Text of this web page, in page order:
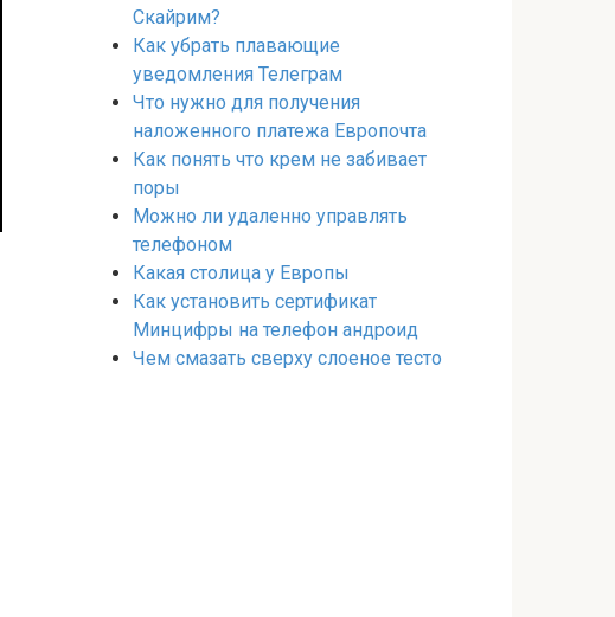
Скайрим?
Как убрать плавающие
уведомления Телеграм
Что нужно для получения
наложенного платежа Европочта
Как понять что крем не забивает
поры
Можно ли удаленно управлять
телефоном
Какая столица у Европы
Как установить сертификат
Минцифры на телефон андроид
Чем смазать сверху слоеное тесто